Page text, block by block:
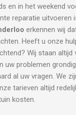
en in het weekend
reparatie uitvoeren
erkennen wij
Heeft u onze
Wij staan altijd
uw problemen
al uw vragen. We
tarieven altijd
kosten.